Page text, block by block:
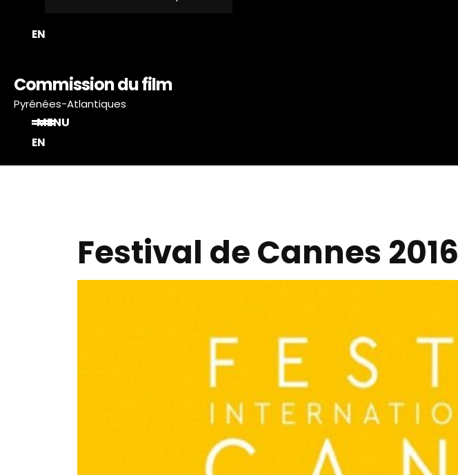
EN
Commission du film
Pyrénées-Atlantiques
MENU
EN
Festival de Cannes 2016